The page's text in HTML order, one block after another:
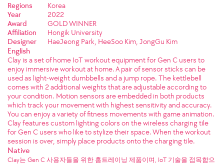
Regions
Korea
Year
2022
Award
GOLD WINNER
Affiliation
Hongik University
Designer
HaeJeong Park, HeeSoo Kim, JongGu Kim
English
Clay is a set of home IoT workout equipment for Gen C users to
enjoy immersive workout at home. A pair of sensor sticks can be
used as light-weight dumbbells and a jump rope. The kettlebell
comes with 2 additional weights that are adjustable according to
your condition. Motion sensors are embedded in both products
which track your movement with highest sensitivity and accuracy.
You can enjoy a variety of fitness movements with game animation.
Clay features custom lighting colors on the wireless charging tile
for Gen C users who like to stylize their space. When the workout
session is over, simply place products onto the charging tile.
Native
Clay는 Gen C 사용자들을 위한 홈트레이닝 제품이며, IoT 기술을 접목함으